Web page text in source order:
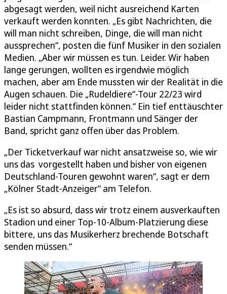
abgesagt werden, weil nicht ausreichend Karten
verkauft werden konnten. „Es gibt Nachrichten, die
will man nicht schreiben, Dinge, die will man nicht
aussprechen“, posten die fünf Musiker in den sozialen
Medien. „Aber wir müssen es tun. Leider. Wir haben
lange gerungen, wollten es irgendwie möglich
machen, aber am Ende mussten wir der Realität in die
Augen schauen. Die „Rudeldiere“-Tour 22/23 wird
leider nicht stattfinden können.“ Ein tief enttäuschter
Bastian Campmann, Frontmann und Sänger der
Band, spricht ganz offen über das Problem.
„Der Ticketverkauf war nicht ansatzweise so, wie wir
uns das vorgestellt haben und bisher von eigenen
Deutschland-Touren gewohnt waren“, sagt er dem
„Kölner Stadt-Anzeiger“ am Telefon.
„Es ist so absurd, dass wir trotz einem ausverkauften
Stadion und einer Top-10-Album-Platzierung diese
bittere, uns das Musikerherz brechende Botschaft
senden müssen.“